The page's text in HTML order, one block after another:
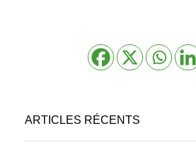
ARTICLES RÉCENTS